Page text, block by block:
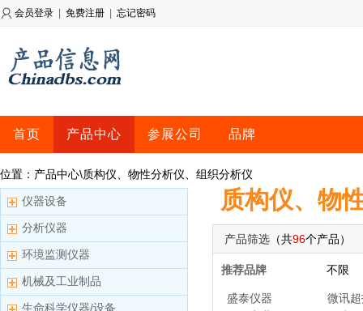
会员登录 免费注册 忘记密码
首页 产品中心 参展公司 品牌
位置：产品中心\质构仪、物性分析仪、组织分析仪
仪器设备
分析仪器
环境监测仪器
机械及工业制品
生命科学仪器/设备
质构仪、物
产品筛选 （共96个产品）
推荐品牌 不限
盛泰仪器
微讯